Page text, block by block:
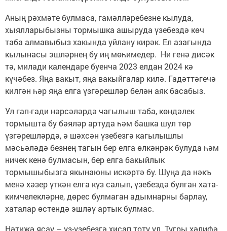
Аның рәхмәте булмаса, гамәлләребезне кылуда,
хыялларыбызны тормышка ашыруда үзебездә көч
таба алмавыбыз хакында уйлану кирәк. Ел азагында
кылынасы эшләрнең бу иң мөһимедер. Ни генә дисәк
тә, милади календаре буенча 2023 елдан 2024 кә
күчәбез. Яңа вакыт, яңа вакыйгалар килә. Гадәттәгечә
килгән һәр яңа елга үзгәрешләр белән аяк басабыз.
Ул гап-гади нәрсәләрдә чагылыш таба, көндәлек
тормышта бу бәяләр артуда һәм башка шул төр
үзгәрешләрдә, ә шәхсән үзебезгә кагылышлы
мәсьәләдә безнең тагын бер елга өлкәнрәк булуда һәм
ничек кенә булмасын, бер елга бакыйлык
тормышыбызга якынаюны искәртә бу. Шуңа да нәкъ
менә хәзер үткән елга күз салып, үзебездә булган хата-
кимчелекләрне, дөрес булмаган адымнарны барлау,
хаталар өстендә эшләү артык булмас.